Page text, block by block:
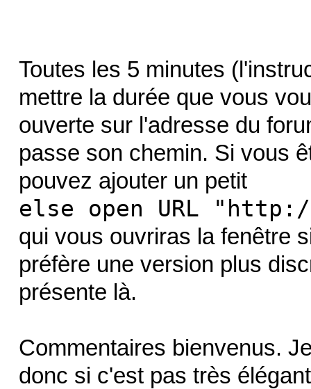
Toutes les 5 minutes
mettre la durée que vous
ouverte sur l'adresse du
passe son chemin. Si vous
pouvez ajouter un petit
else open URL
qui vous ouvriras la fenêtre
préfère une version plus
présente là.
Commentaires bienvenus.
donc si c'est pas très